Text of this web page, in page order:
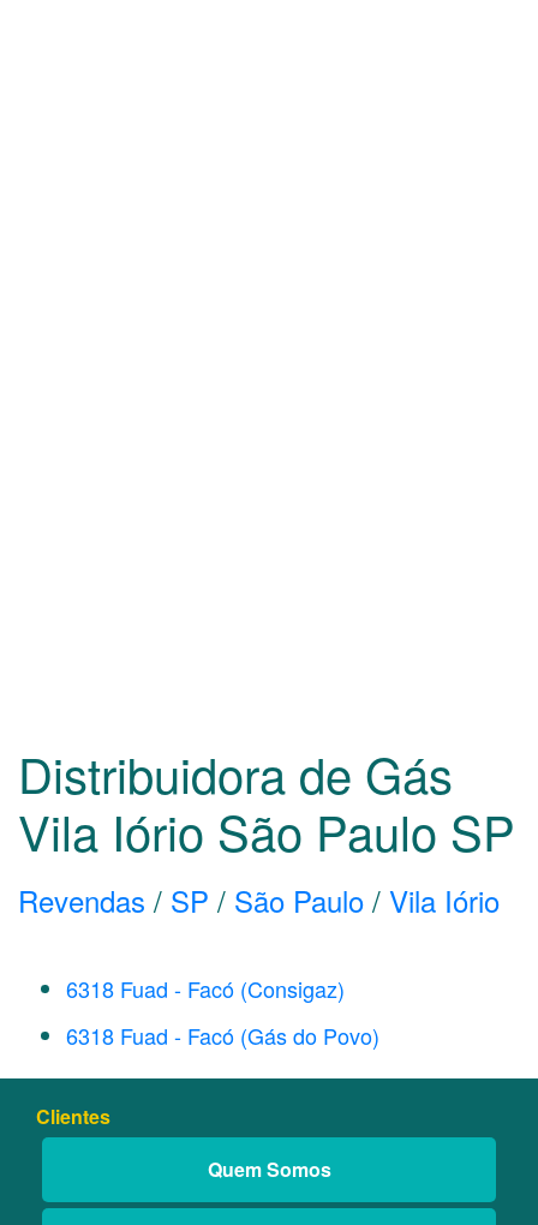
Distribuidora de Gás
Vila Iório São Paulo SP
Revendas / SP / São Paulo / Vila Iório
6318 Fuad - Facó (Consigaz)
6318 Fuad - Facó (Gás do Povo)
Clientes
Quem Somos